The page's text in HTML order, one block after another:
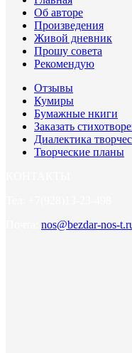
Об авторе
Произведения
Живой дневник
Прошу совета
Рекомендую
Отзывы
Кумиры
Бумажные нкиги
Заказать
Диалектика
Творческие планы
nos@bezdar-nos-